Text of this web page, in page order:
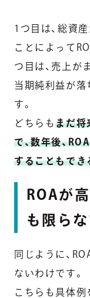
1つ目は、総資
ことによって
つ目は、売上が
当期純利益が落
す。
どちらもまだ将
で、数年後、
することもでき
ROAが
も限ら
同じように、
ないわけです。
こちらも具体例